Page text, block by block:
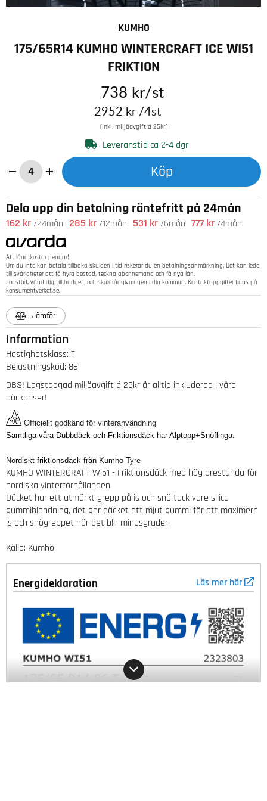
KUMHO
175/65R14 KUMHO WINTERCRAFT ICE WI51
FRIKTION
2952 kr /4st
738 kr/st
(inkl. miljöavgift á 25kr)
Leveranstid ca 2-4 dgr
Köp
Dela upp din betalning räntefritt på 24mån
162 kr /24mån 285 kr /12mån 531 kr /6mån 777 kr /4mån
Att låna kostar pengar!
Om du inte kan betala tillbaka skulden i tid riskerar du en betalningsanmärkning. Det kan leda
till svårigheter att få hyra bostad, teckna abonnemang och få nya lån.
För stöd, vänd dig till budget- och skuldrådgivningen i din kommun. Kontaktuppgifter finns på
konsumentverket.se.
Jämför
Information
Hastighetsklass: T
Belastningskod: 86
OBS! Lagstadgad miljöavgift á 25kr är alltid inkluderad i våra
däckpriser!
Officiellt godkänd för vinteranvändning
Samtliga våra Dubbdäck och Friktionsdäck har Alptopp+Snöflinga.
Nordiskt friktionsdäck från Kumho Tyre
KUMHO WINTERCRAFT Wi51 - Friktionsdäck med hög prestanda för
nordiska vinterförhållanden.
Däcket har ett utmärkt grepp på is och snö tack vare silica
gummiblandning, det ger däcket ett mjut gummi för att maximera
is och snögreppet när det blir minusgrader.
Källa: Kumho
Energideklaration Läs mer här